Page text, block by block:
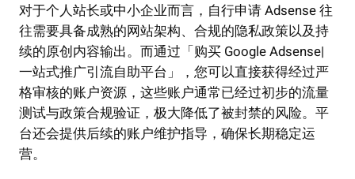
对于个人站长或中小企业而言，自行申请 Adsense 往
往需要具备成熟的网站架构、合规的隐私政策以及持
续的原创内容输出。而通过「购买 Google Adsense|
一站式推广引流自助平台」，您可以直接获得经过严
格审核的账户资源，这些账户通常已经过初步的流量
测试与政策合规验证，极大降低了被封禁的风险。平
台还会提供后续的账户维护指导，确保长期稳定运
营。